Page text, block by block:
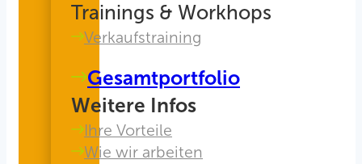
Trainings & Workhops
Verkaufstraining
Gesamtportfolio
Weitere Infos
Ihre Vorteile
Wie wir arbeiten